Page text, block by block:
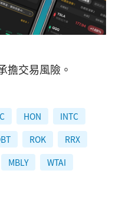
擔交易風險。
HON
INTC
ROK
RRX
MBLY
WTAI